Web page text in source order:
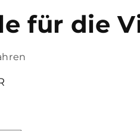
für die